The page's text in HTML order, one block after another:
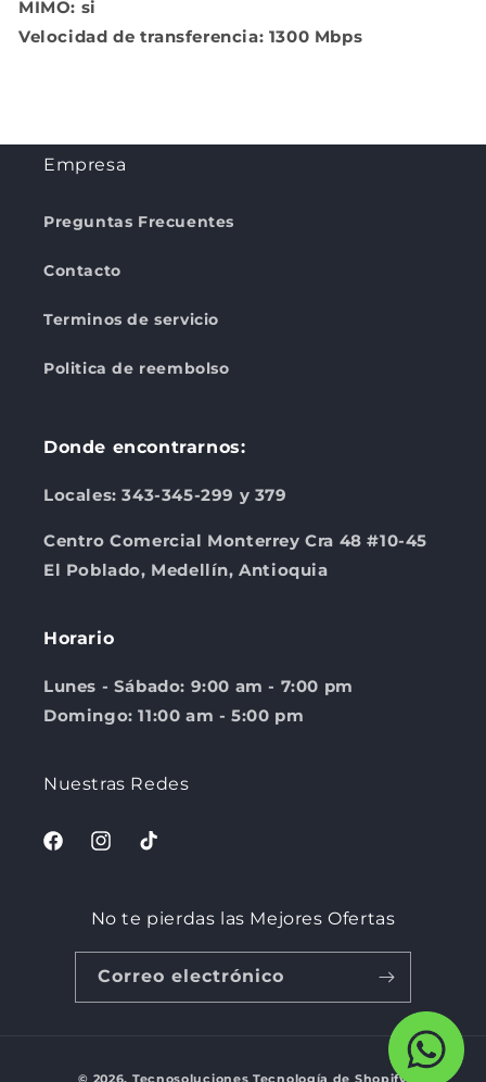
MIMO: si
Velocidad de transferencia: 1300 Mbps
Empresa
Preguntas Frecuentes
Contacto
Terminos de servicio
Politica de reembolso
Donde encontrarnos:
Locales: 343-345-299 y 379
Centro Comercial Monterrey Cra 48 #10-45
El Poblado, Medellín, Antioquia
Horario
Lunes - Sábado: 9:00 am - 7:00 pm
Domingo: 11:00 am - 5:00 pm
Nuestras Redes
FacebookInstagram
TikTok
No te pierdas las Mejores Ofertas
Correo electrónico
© 2026, Tecnosoluciones Tecnología de Shopify